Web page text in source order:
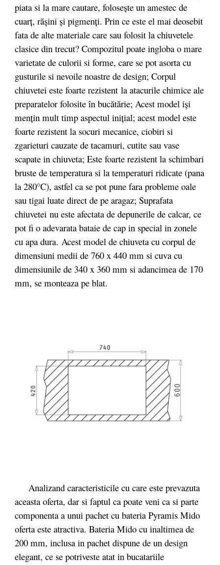
piata si la mare cautare, folosește un amestec de
cuarț, rășini și pigmenți. Prin ce este el mai deosebit
fata de alte materiale care sau folosit la chiuvetele
clasice din trecut? Compozitul poate ingloba o mare
varietate de culorii si forme, care se pot asorta cu
gusturile si nevoile noastre de design; Corpul
chiuvetei este foarte rezistent la atacurile chimice ale
preparatelor folosite în bucătărie; Acest model iși
mențin mult timp aspectul inițial; acest model este
foarte rezistent la socuri mecanice, ciobiri si
zgarieturi cauzate de tacamuri, cutite sau vase
scapate in chiuveta; Este foarte rezistent la schimbari
bruste de temperatura si la temperaturi ridicate (pana
la 280°C), astfel ca se pot pune fara probleme oale
sau tigai luate direct de pe aragaz; Suprafata
chiuvetei nu este afectata de depunerile de calcar, ce
pot fi o adevarata bataie de cap in special in zonele
cu apa dura. Acest model de chiuveta cu corpul de
dimensiuni medii de 760 x 440 mm si cuva cu
dimensiunile de 340 x 360 mm si adancimea de 170
mm, se monteaza pe blat.
Analizand caracteristicile cu care este prevazuta
aceasta oferta, dar si faptul ca poate veni ca si parte
componenta a unui pachet cu bateria Pyramis Mido
oferta este atractiva. Bateria Mido cu inaltimea de
200 mm, inclusa in pachet dispune de un design
elegant, ce se potriveste atat in bucatariile